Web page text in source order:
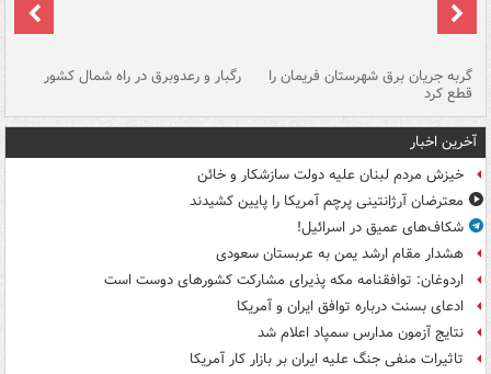
گربه جریان برق شهرستان فریمان را
قطع کرد
رگبار و رعدوبرق در راه شمال کشور
آخرین اخبار
خیزش مردم لبنان علیه دولت سازشکار و خائن
معترضان آرژانتینی پرچم آمریکا را پایین کشیدند
شکاف‌های عمیق در اسرائیل!
هشدار مقام ارشد یمن به عربستان سعودی
اردوغان: توافقنامه مکه پذیرای مشارکت کشورهای دوست است
ادعای بسنت درباره توافق ایران و آمریکا
نتایج آزمون مدارس سمپاد اعلام شد
تاثیرات منفی جنگ علیه ایران بر بازار کار آمریکا